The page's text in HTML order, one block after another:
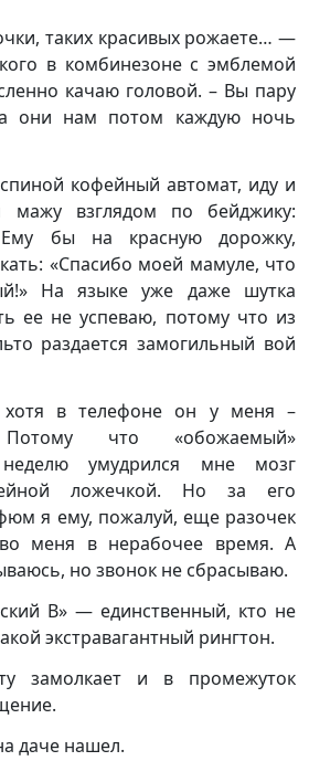
таких красивых рожаете… —
в комбинезоне с эмблемой
качаю головой. – Вы пару
а они нам потом каждую ночь
кофейный автомат, иду и
мажу взглядом по бейджику:
Ему бы на красную дорожку,
«Спасибо моей мамуле, что
На языке уже даже шутка
ее не успеваю, потому что из
раздается замогильный вой
хотя в телефоне он у меня –
Потому что «обожаемый»
умудрился мне мозг
ложечкой. Но за его
я ему, пожалуй, еще разочек
меня в нерабочее время. А
но звонок не сбрасываю.
В» — единственный, кто не
экстравагантный рингтон.
замолкает и в промежуток
даче нашел.